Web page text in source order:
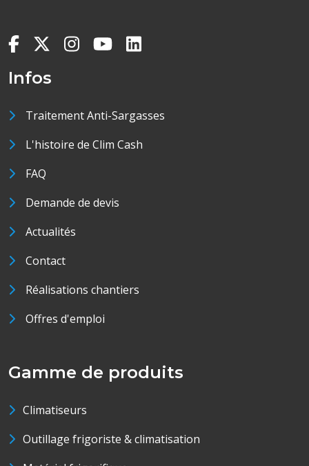
Infos
Traitement Anti-Sargasses
L'histoire de Clim Cash
FAQ
Demande de devis
Actualités
Contact
Réalisations chantiers
Offres d'emploi
Gamme de produits
Climatiseurs
Outillage frigoriste & climatisation